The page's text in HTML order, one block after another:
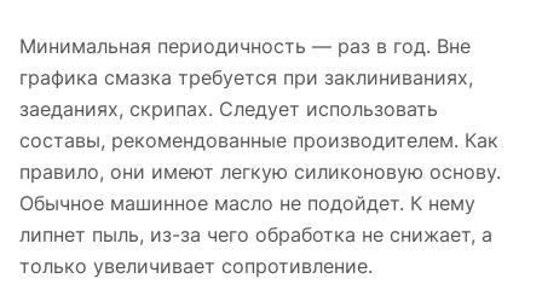
Минимальная периодичность — раз в год. Вне
графика смазка требуется при заклиниваниях,
заеданиях, скрипах. Следует использовать
составы, рекомендованные производителем. Как
правило, они имеют легкую силиконовую основу.
Обычное машинное масло не подойдет. К нему
липнет пыль, из-за чего обработка не снижает, а
только увеличивает сопротивление.